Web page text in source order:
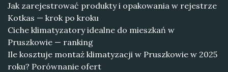
Jak zarejestrować produkty i opakowania w rejestrze
Kotkas — krok po kroku
Ciche klimatyzatory idealne do mieszkań w
Pruszkowie — ranking
Ile kosztuje montaż klimatyzacji w Pruszkowie w 2025
roku? Porównanie ofert